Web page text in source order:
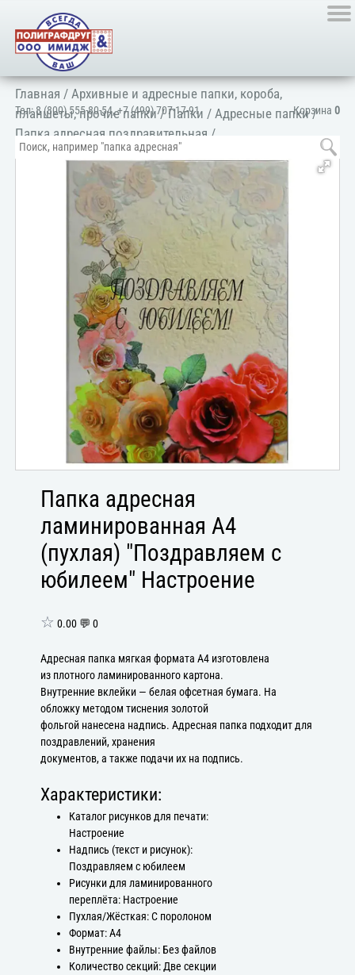
Корзина 0
Тел:8 (800) 555-80-54,+7 (499) 707-17-91
Главная /Архивные и адресные папки, короба,
планшеты, прочие папки/Папки /Адресные папки/
Папка адресная поздравительная /
Папка адресная
ламинированная А4
(пухлая) "Поздравляем с
юбилеем" Настроение
☆ 0.00 💬 0
Адресная папка мягкая формата А4 изготовлена
из плотного ламинированного картона.
Внутренние вклейки — белая офсетная бумага. На
обложку методом тиснения золотой
фольгой нанесена надпись. Адресная папка подходит для
поздравлений, хранения
документов, а также подачи их на подпись.
Характеристики:
Каталог рисунков для печати:
Настроение
Надпись (текст и рисунок):
Поздравляем с юбилеем
Рисунки для ламинированного
переплёта: Настроение
Пухлая/Жёсткая: С поролоном
Формат: А4
Внутренние файлы: Без файлов
Количество секций: Две секции